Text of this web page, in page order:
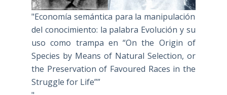
"Economía semántica para la manipulación
del conocimiento: la palabra Evolución y su
uso como trampa en “On the Origin of
Species by Means of Natural Selection, or
the Preservation of Favoured Races in the
Struggle for Life””